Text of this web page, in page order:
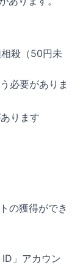
殺（50円未
必要がありま
ります
の獲得ができ
」アカウン